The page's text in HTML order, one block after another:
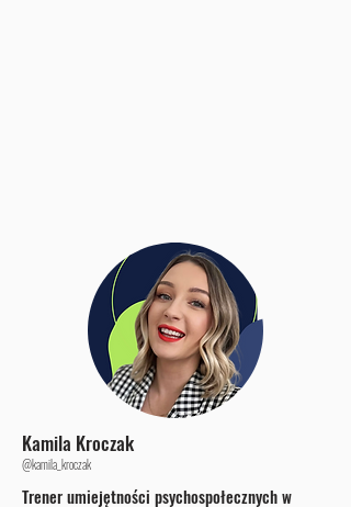
Kamila Kroczak
@kamila_kroczak
Trener umiejętności psychospołecznych w